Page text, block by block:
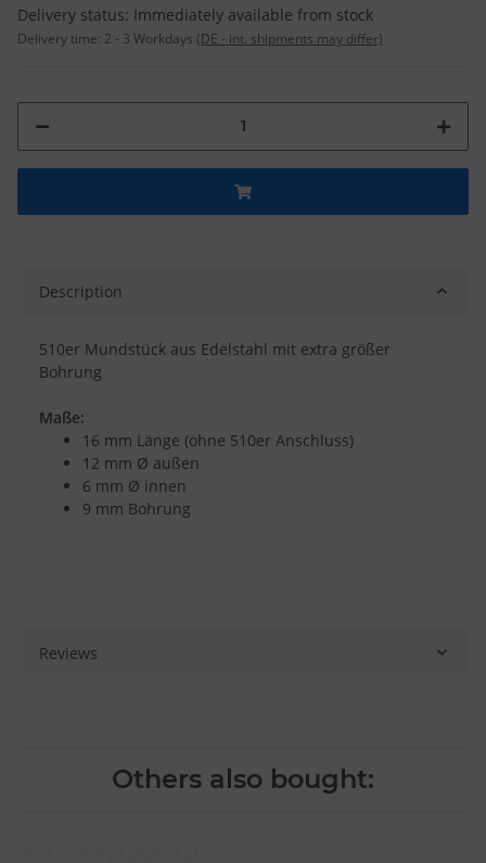
Delivery status: Immediately available from stock
Delivery time: 2 - 3 Workdays (DE - int. shipments may differ)
Description
510er Mundstück aus Edelstahl mit extra größer
Bohrung
Maße:
16 mm Länge (ohne 510er Anschluss)
12 mm Ø außen
6 mm Ø innen
9 mm Bohrung
Reviews
Others also bought: